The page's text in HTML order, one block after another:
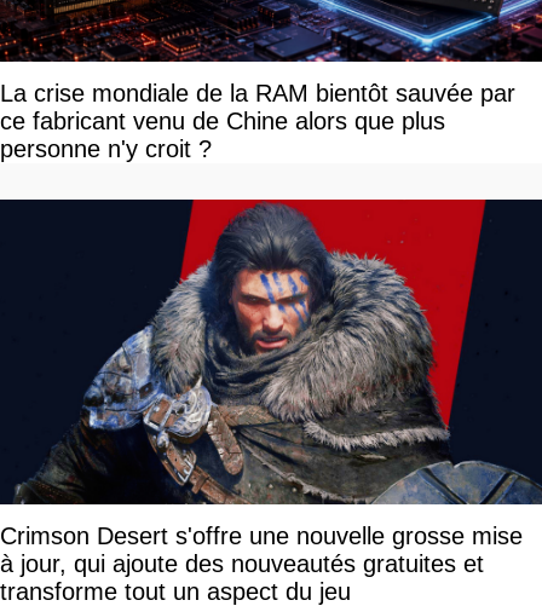
La crise mondiale de la RAM bientôt sauvée par
ce fabricant venu de Chine alors que plus
personne n'y croit ?
Crimson Desert s'offre une nouvelle grosse mise
à jour, qui ajoute des nouveautés gratuites et
transforme tout un aspect du jeu